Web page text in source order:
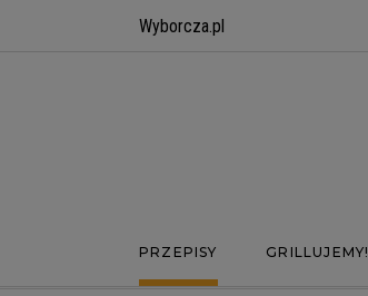
Wyborcza.pl
PRZEPISY GRILLUJEMY!